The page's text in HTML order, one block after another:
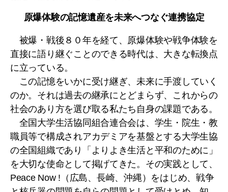
原爆体験の記憶遺産を未来へつなぐ連携協定
被爆・戦後８０年を経て、原爆体験や戦争体験を
直接に語り継ぐことのできる時代は、大きな転換点
に立っている。
この記憶をいかに受け継ぎ、未来に手渡していく
のか。それは過去の継承にとどまらず、これからの
社会のあり方を選び取る私たち自身の課題である。
全国大学生活協同組合連合会は、学生・院生・教
職員等で構成されアカデミアを基盤とする大学生協
の全国組織であり「よりよき生活と平和のために」
を大切な使命として掲げてきた。その実践として、
Peace Now !（広島、長崎、沖縄）をはじめ、戦争